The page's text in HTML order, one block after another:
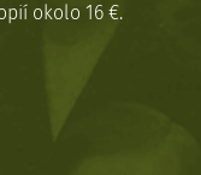
okolo 16 €.